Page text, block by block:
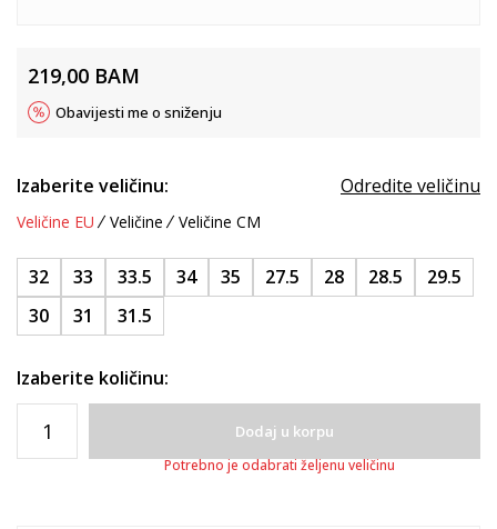
219,00 BAM
Obavijesti me o sniženju
Izaberite veličinu: Odredite veličinu
Veličine EU Veličine Veličine CM
32 33 33.5 34 35 27.5 28 28.5
29.5
30
31 31.5
Izaberite količinu:
Dodaj u korpu
Potrebno je odabrati željenu veličinu